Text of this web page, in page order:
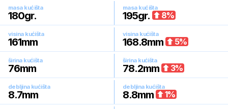
masa kućišta
180gr.
masa kućišta
195gr. 8%
visina kućišta
161mm
visina kućišta
168.8mm 5%
širina kućišta
76mm
širina kućišta
78.2mm 3%
debljina kućišta
8.7mm
debljina kućišta
8.8mm 1%